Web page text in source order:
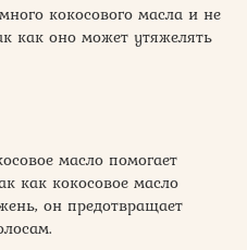
кокосового масла и не
как оно может утяжелять
масло помогает
как кокосовое масло
он предотвращает